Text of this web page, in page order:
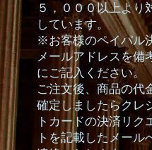
５，０００以上より
しています。
※お客様のペイパル
メールアドレスを備
にご記入ください。
ご注文後、商品の代
確定しましたらクレ
トカードの決済リク
トを記載したメール